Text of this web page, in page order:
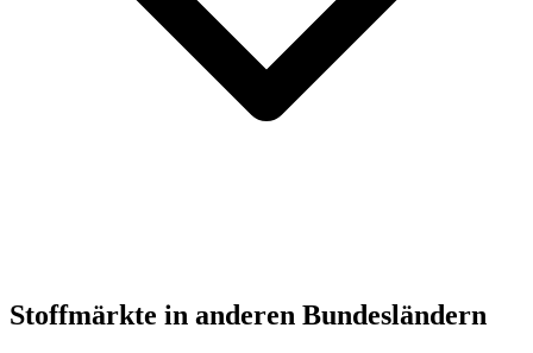
Stoffmärkte in anderen Bundesländern